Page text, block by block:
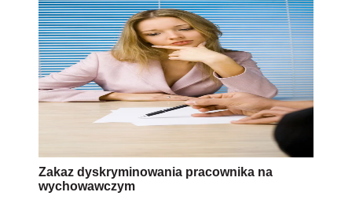
Zakaz dyskryminowania pracownika na
wychowawczym